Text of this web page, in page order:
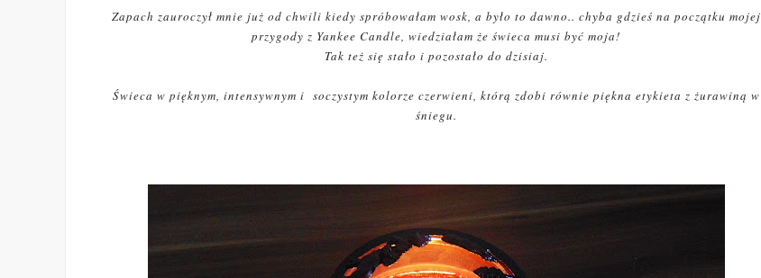
Zapach zauroczył mnie już od chwili kiedy spróbowałam wosk, a było to dawno.. chyba gdzieś na początku mojej
przygody z Yankee Candle, wiedziałam że świeca musi być moja!
Tak też się stało i pozostało do dzisiaj.
Świeca w pięknym, intensywnym i soczystym kolorze czerwieni, którą zdobi równie piękna etykieta z żurawiną w
śniegu.